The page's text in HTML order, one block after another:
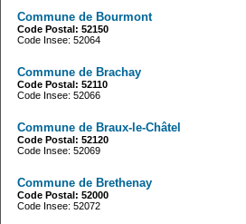
Commune de Bourmont
Code Postal: 52150
Code Insee: 52064
Commune de Brachay
Code Postal: 52110
Code Insee: 52066
Commune de Braux-le-Châtel
Code Postal: 52120
Code Insee: 52069
Commune de Brethenay
Code Postal: 52000
Code Insee: 52072